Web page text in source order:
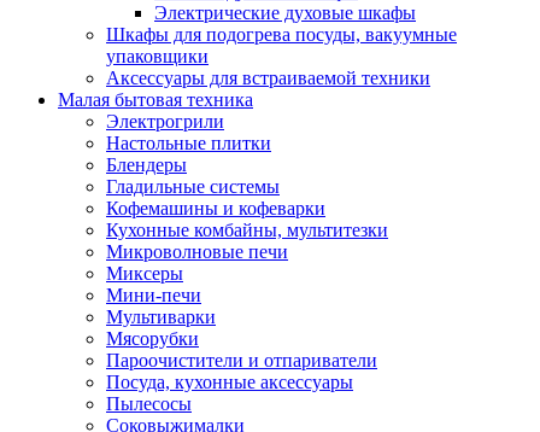
Электрические духовые шкафы
Шкафы для подогрева посуды, вакуумные
упаковщики
Аксессуары для встраиваемой техники
Малая бытовая техника
Электрогрили
Настольные плитки
Блендеры
Гладильные системы
Кофемашины и кофеварки
Кухонные комбайны, мультитезки
Микроволновые печи
Миксеры
Мини-печи
Мультиварки
Мясорубки
Пароочистители и отпариватели
Посуда, кухонные аксессуары
Пылесосы
Соковыжималки